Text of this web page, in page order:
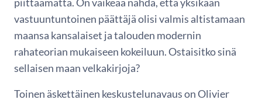
vastuuntuntoinen päättäjä olisi valmis altistamaan
maansa kansalaiset ja talouden modernin
rahateorian mukaiseen kokeiluun. Ostaisitko sinä
sellaisen maan velkakirjoja?
Toinen äskettäinen keskustelunavaus on Olivier